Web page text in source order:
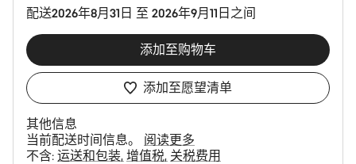
配送2026年8月31日 至 2026年9月11日之间
添加至购物车
添加至愿望清单
其他信息
当前配送时间信息。 阅读更多
不含: 运送和包装 增值税 关税费用